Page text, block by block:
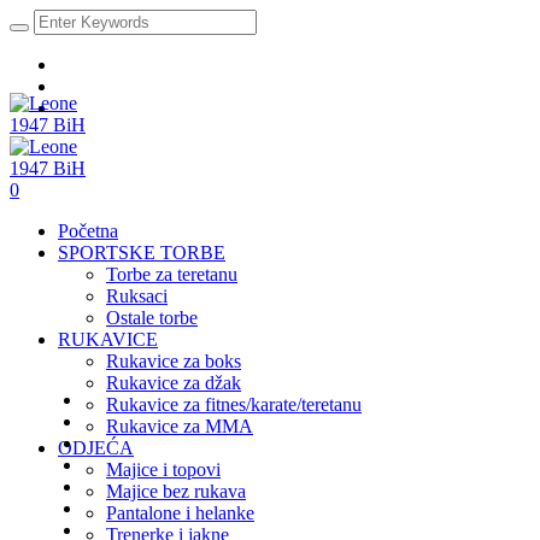
0
Početna
SPORTSKE TORBE
Torbe za teretanu
Ruksaci
Ostale torbe
RUKAVICE
Rukavice za boks
Rukavice za džak
Rukavice za fitnes/karate/teretanu
Rukavice za MMA
ODJEĆA
Majice i topovi
Majice bez rukava
Pantalone i helanke
Trenerke i jakne